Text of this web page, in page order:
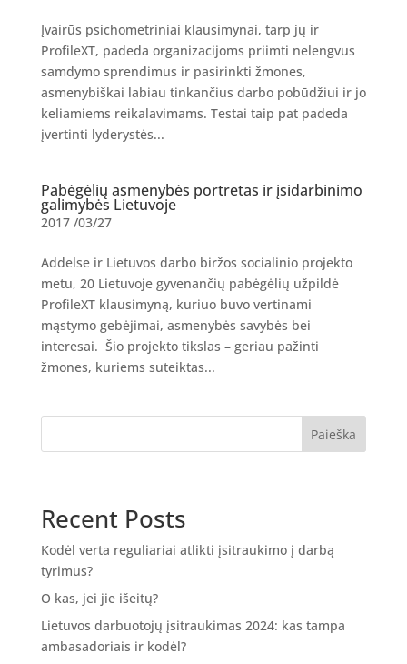
Įvairūs psichometriniai klausimynai, tarp jų ir
ProfileXT, padeda organizacijoms priimti nelengvus
samdymo sprendimus ir pasirinkti žmones,
asmenybiškai labiau tinkančius darbo pobūdžiui ir jo
keliamiems reikalavimams. Testai taip pat padeda
įvertinti lyderystės...
Pabėgėlių asmenybės portretas ir įsidarbinimo
galimybės Lietuvoje
2017 /03/27
Addelse ir Lietuvos darbo biržos socialinio projekto
metu, 20 Lietuvoje gyvenančių pabėgėlių užpildė
ProfileXT klausimyną, kuriuo buvo vertinami
mąstymo gebėjimai, asmenybės savybės bei
interesai. Šio projekto tikslas – geriau pažinti
žmones, kuriems suteiktas...
Paieška
Recent Posts
Kodėl verta reguliariai atlikti įsitraukimo į darbą
tyrimus?
O kas, jei jie išeitų?
Lietuvos darbuotojų įsitraukimas 2024: kas tampa
ambasadoriais ir kodėl?